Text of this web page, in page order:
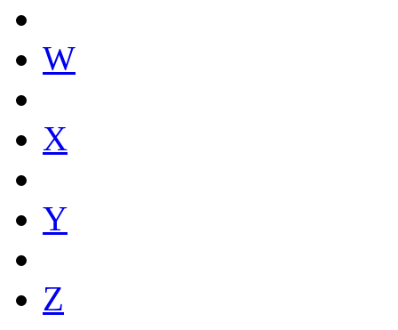
W
X
Y
Z